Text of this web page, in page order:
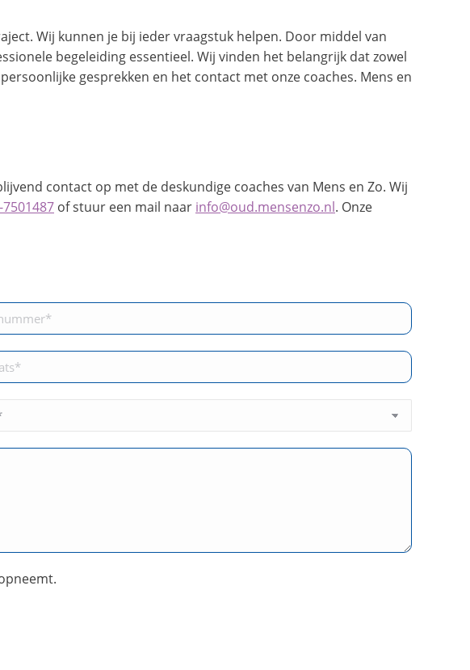
Wij kunnen je bij ieder vraagstuk helpen. Door middel van
begeleiding essentieel. Wij vinden het belangrijk dat zowel
gesprekken en het contact met onze coaches. Mens en
contact op met de deskundige coaches van Mens en Zo. Wij
7501487 of stuur een mail naar info@oud.mensenzo.nl. Onze